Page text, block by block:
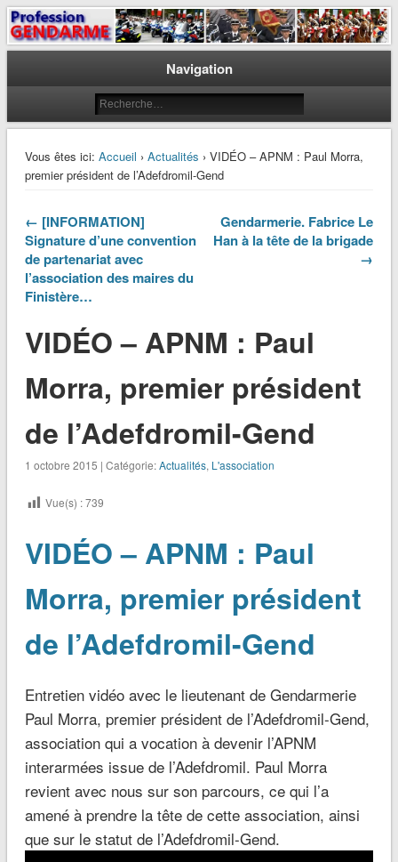
Profession Gendarme
Le journal des gendarmes
Navigation
Vous êtes ici: Accueil › Actualités › VIDÉO – APNM : Paul Morra,
premier président de l’Adefdromil-Gend
← [INFORMATION]
Signature d’une convention
de partenariat avec
l’association des maires du
Finistère…
Gendarmerie. Fabrice Le
Han à la tête de la brigade
→
VIDÉO – APNM : Paul
Morra, premier président
de l’Adefdromil-Gend
1 octobre 2015 | Catégorie:Actualités, L'association
Vue(s) :739
VIDÉO – APNM : Paul
Morra, premier président
de l’Adefdromil-Gend
Entretien vidéo avec le lieutenant de Gendarmerie
Paul Morra, premier président de l’Adefdromil-Gend,
association qui a vocation à devenir l’APNM
interarmées issue de l’Adefdromil. Paul Morra
revient avec nous sur son parcours, ce qui l’a
amené à prendre la tête de cette association, ainsi
que sur le statut de l’Adefdromil-Gend.